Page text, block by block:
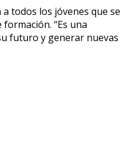
todos los jóvenes que se
“Es una
futuro y generar nuevas